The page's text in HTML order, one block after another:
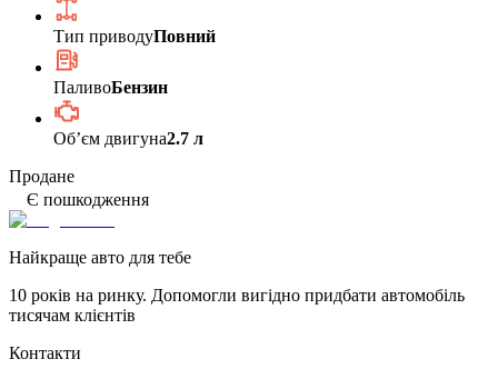
Тип приводуПовний
ПаливоБензин
Обʼєм двигуна2.7 л
Продане
Є пошкодження
Найкраще авто для тебе
10 років на ринку. Допомогли вигідно придбати автомобіль
тисячам клієнтів
Контакти